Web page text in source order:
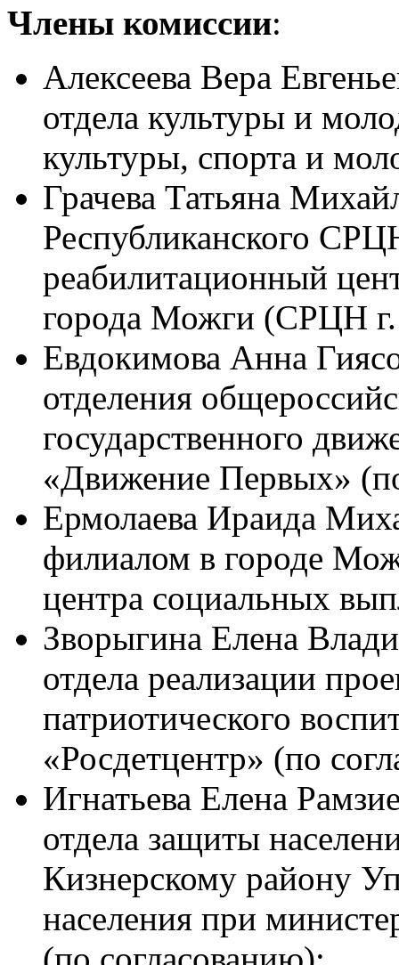
Члены комиссии:
Алексеева Вера
отдела культуры и
культуры, спорта и
Грачева Татьяна
Республиканского
реабилитационный
города Можги (СРЦН
Евдокимова Анна
отделения
государственного
«Движение Первых»
Ермолаева Ираида
филиалом в городе
центра социальных
Зворыгина Елена
отдела реализации
патриотического
«Росдетцентр» (по
Игнатьева Елена
отдела защиты
Кизнерскому району
населения при